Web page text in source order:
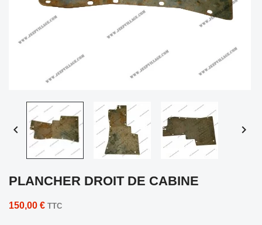
 
PLANCHER DROIT DE CABINE
150,00 € TTC